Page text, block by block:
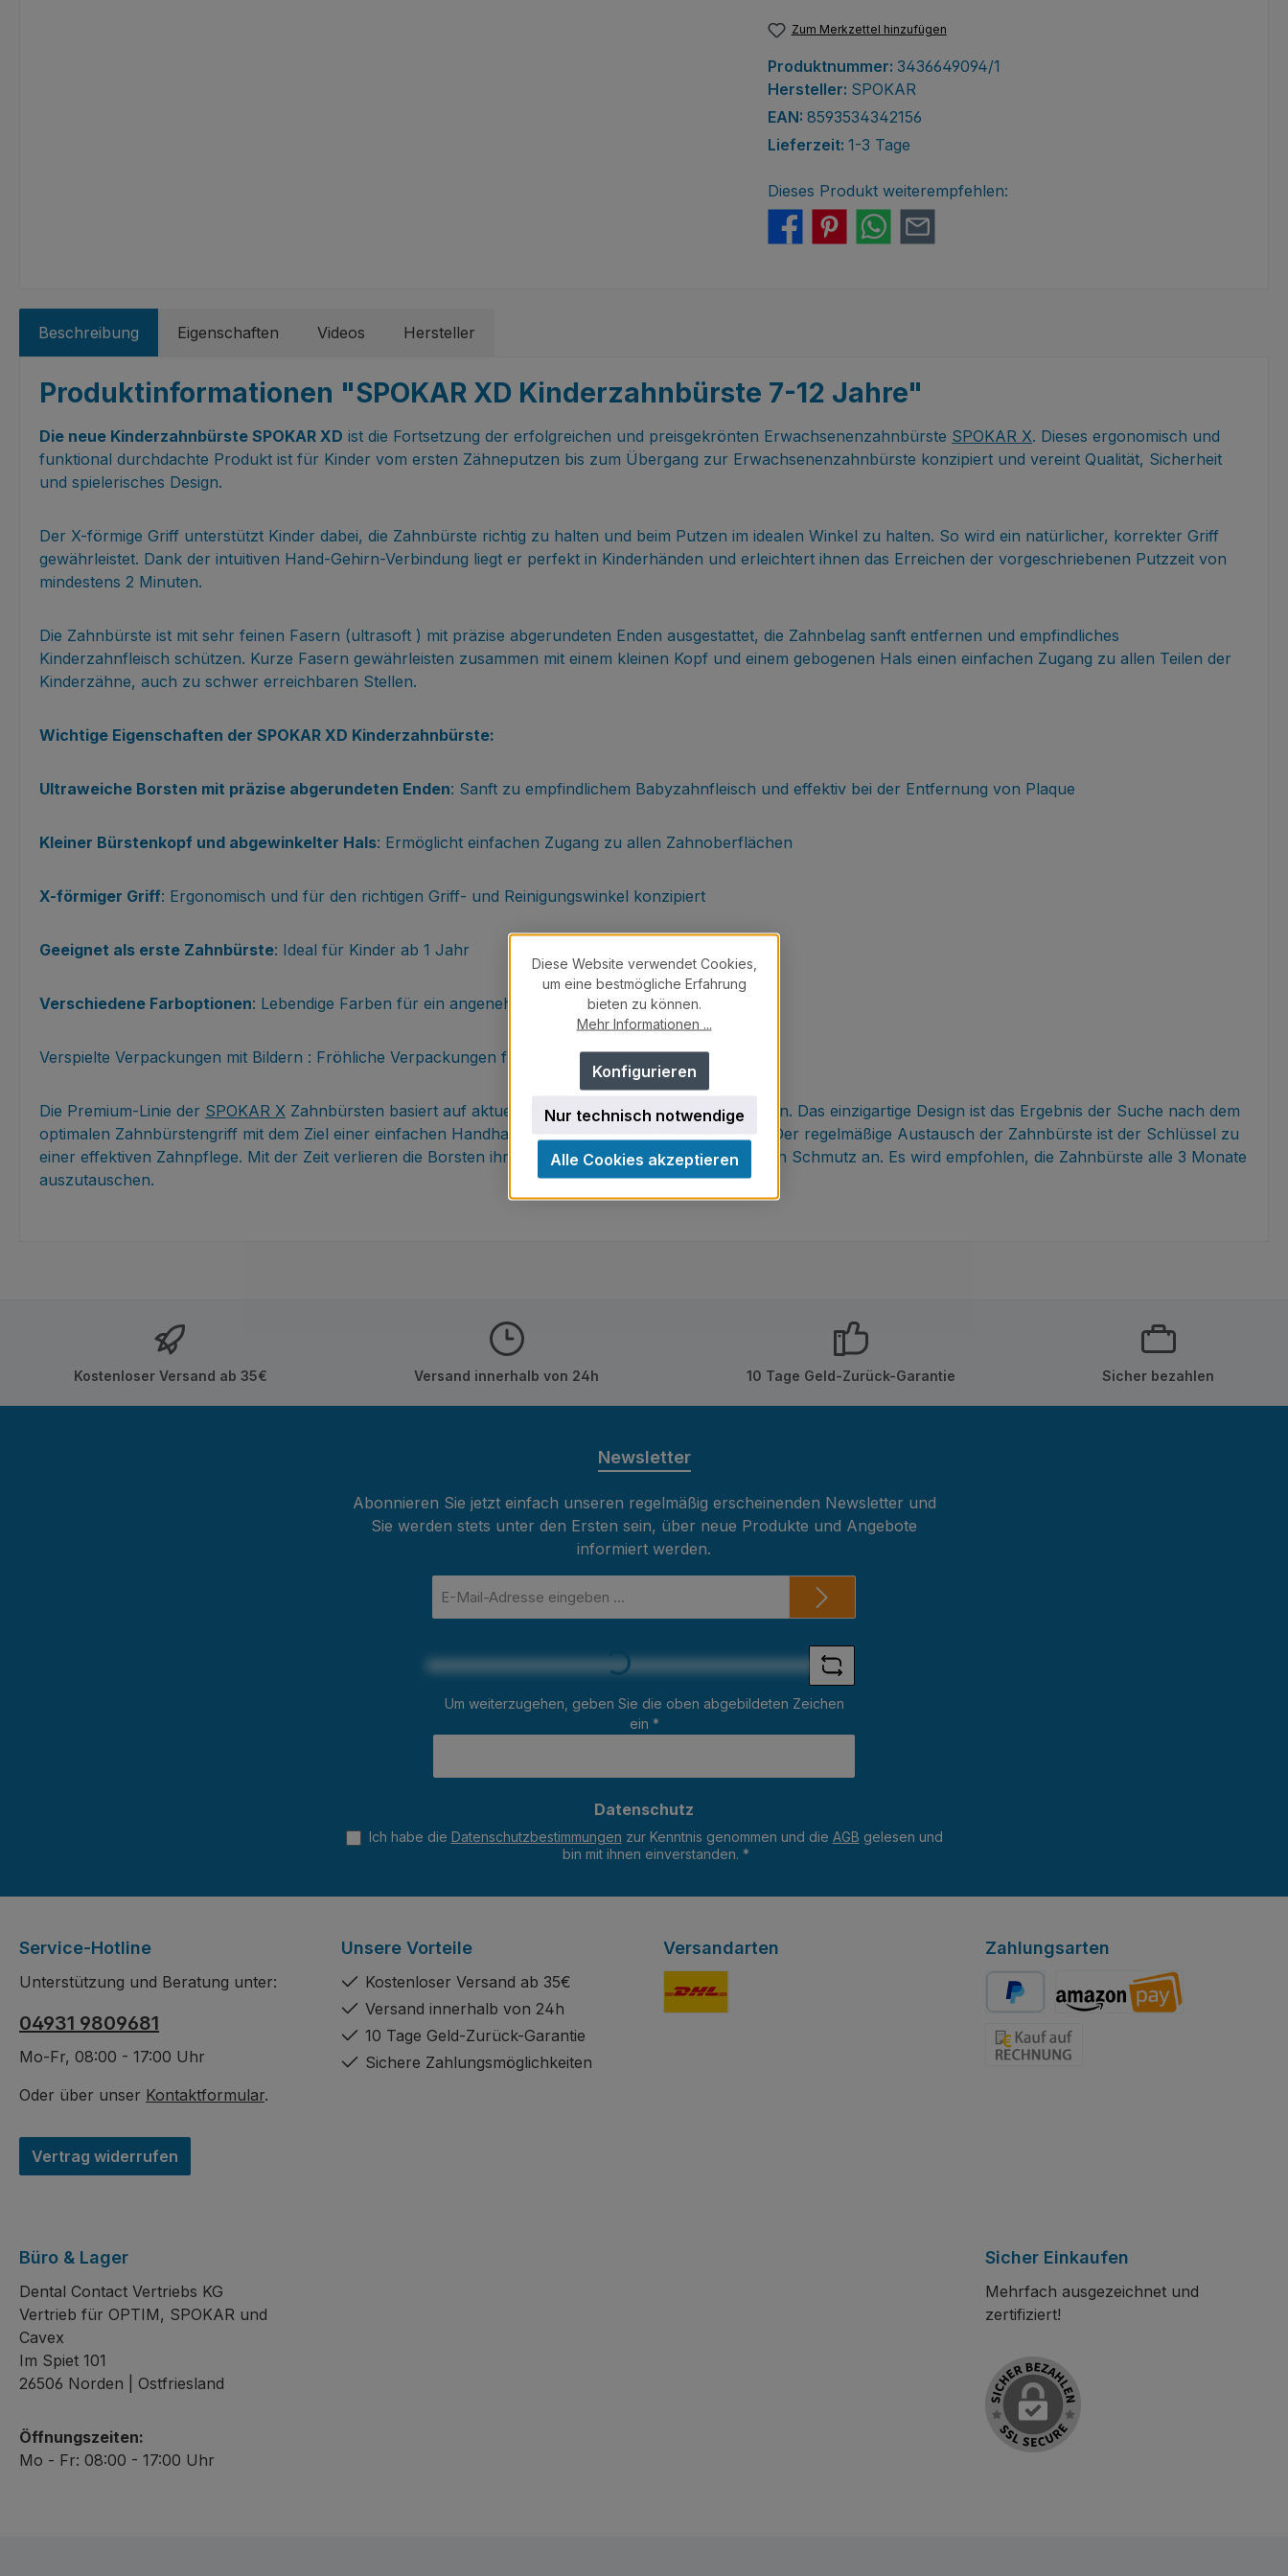
Zum Merkzettel hinzufügen
Produktnummer: 3436649094/1
Hersteller: SPOKAR
EAN: 8593534342156
Lieferzeit: 1-3 Tage
Dieses Produkt weiterempfehlen:
Beschreibung Eigenschaften Videos Hersteller
Produktinformationen "SPOKAR XD Kinderzahnbürste 7-12 Jahre"
Die neue Kinderzahnbürste SPOKAR XD ist die Fortsetzung der erfolgreichen und preisgekrönten Erwachsenenzahnbürste SPOKAR X. Dieses ergonomisch und
funktional durchdachte Produkt ist für Kinder vom ersten Zähneputzen bis zum Übergang zur Erwachsenenzahnbürste konzipiert und vereint Qualität, Sicherheit
und spielerisches Design.
Der X-förmige Griff unterstützt Kinder dabei, die Zahnbürste richtig zu halten und beim Putzen im idealen Winkel zu halten. So wird ein natürlicher, korrekter Griff
gewährleistet. Dank der intuitiven Hand-Gehirn-Verbindung liegt er perfekt in Kinderhänden und erleichtert ihnen das Erreichen der vorgeschriebenen Putzzeit von
mindestens 2 Minuten.
Die Zahnbürste ist mit sehr feinen Fasern (ultrasoft ) mit präzise abgerundeten Enden ausgestattet, die Zahnbelag sanft entfernen und empfindliches
Kinderzahnfleisch schützen. Kurze Fasern gewährleisten zusammen mit einem kleinen Kopf und einem gebogenen Hals einen einfachen Zugang zu allen Teilen der
Kinderzähne, auch zu schwer erreichbaren Stellen.
Wichtige Eigenschaften der SPOKAR XD Kinderzahnbürste:
Ultraweiche Borsten mit präzise abgerundeten Enden: Sanft zu empfindlichem Babyzahnfleisch und effektiv bei der Entfernung von Plaque
Kleiner Bürstenkopf und abgewinkelter Hals: Ermöglicht einfachen Zugang zu allen Zahnoberflächen
X-förmiger Griff: Ergonomisch und für den richtigen Griff- und Reinigungswinkel konzipiert
Geeignet als erste Zahnbürste: Ideal für Kinder ab 1 Jahr
Verschiedene Farboptionen: Lebendige Farben für ein angenehmes Tragegefühl
Verspielte Verpackungen mit Bildern : Fröhliche Verpackungen für mehr Motivation
Die Premium-Linie der SPOKAR X Zahnbürsten basiert auf aktuellen Empfehlungen von Zahnexperten. Das einzigartige Design ist das Ergebnis der Suche nach dem
optimalen Zahnbürstengriff mit dem Ziel einer einfachen Handhabung und perfekten Zahnreinigung. Der regelmäßige Austausch der Zahnbürste ist der Schlüssel zu
einer effektiven Zahnpflege. Mit der Zeit verlieren die Borsten ihre Reinigungskraft und es sammelt sich Schmutz an. Es wird empfohlen, die Zahnbürste alle 3 Monate
auszutauschen.
Kostenloser Versand ab 35€ Versand innerhalb von 24h 10 Tage Geld-Zurück-Garantie Sicher bezahlen
Newsletter
Abonnieren Sie jetzt einfach unseren regelmäßig erscheinenden Newsletter und
Sie werden stets unter den Ersten sein, über neue Produkte und Angebote
informiert werden.
Mail-
Loading...
Um weiterzugehen, geben Sie die oben abgebildeten Zeichen
ein *
Datenschutz
Ich habe die Datenschutzbestimmungen zur Kenntnis genommen und die AGB gelesen und
bin mit ihnen einverstanden. *
Service-Hotline
Unterstützung und Beratung unter:
04931 9809681
Mo-Fr, 08:00 - 17:00 Uhr
Oder über unser Kontaktformular.
Vertrag widerrufen
Unsere Vorteile
Kostenloser Versand ab 35€
Versand innerhalb von 24h
10 Tage Geld-Zurück-Garantie
Sichere Zahlungsmöglichkeiten
Versandarten Zahlungsarten
Büro & Lager
Dental Contact Vertriebs KG
Vertrieb für OPTIM, SPOKAR und
Cavex
Im Spiet 101
26506 Norden | Ostfriesland
Öffnungszeiten:
Mo - Fr: 08:00 - 17:00 Uhr
Sicher Einkaufen
Mehrfach ausgezeichnet und
zertifiziert!
Diese Website verwendet Cookies,
um eine bestmögliche Erfahrung
bieten zu können.
Mehr Informationen ...
Nur technisch notwendige
Konfigurieren
Alle Cookies akzeptieren